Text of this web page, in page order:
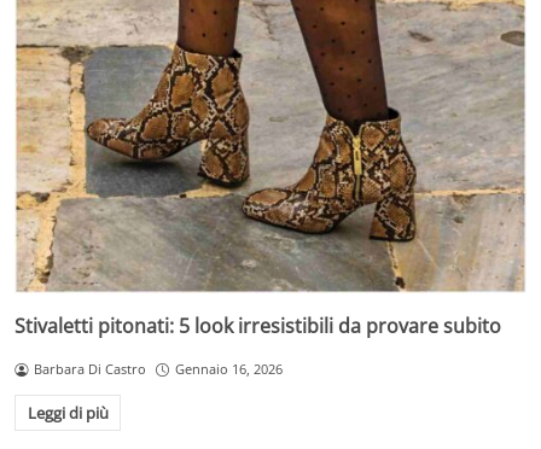
Stivaletti pitonati: 5 look irresistibili da provare subito
Barbara Di Castro Gennaio 16, 2026
Leggi di più